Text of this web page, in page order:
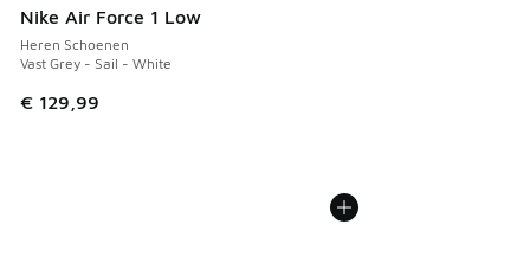
Nike Air Force 1 Low
Heren Schoenen
Vast Grey - Sail - White
€ 129,99